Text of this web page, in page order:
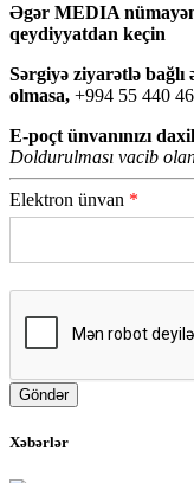
Əgər MEDIA
qeydiyyatdan keçin
Sərgiyə ziyarətlə bağlı
olmasa, +994 55 440
E-poçt ünvanınızı
Doldurulması vacib
Elektron ünvan
Göndər
Xəbərlər